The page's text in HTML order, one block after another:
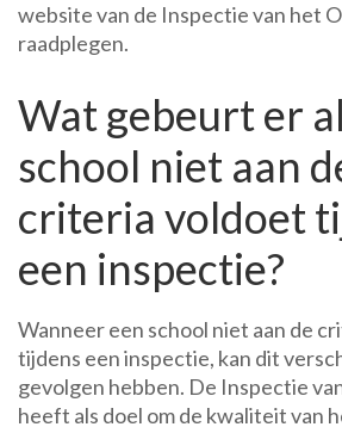
website van de Inspectie van het
raadplegen.
Wat gebeurt er
school niet aan
criteria voldoet
een inspectie?
Wanneer een school niet aan de
tijdens een inspectie, kan dit
gevolgen hebben. De Inspectie
heeft als doel om de kwaliteit van